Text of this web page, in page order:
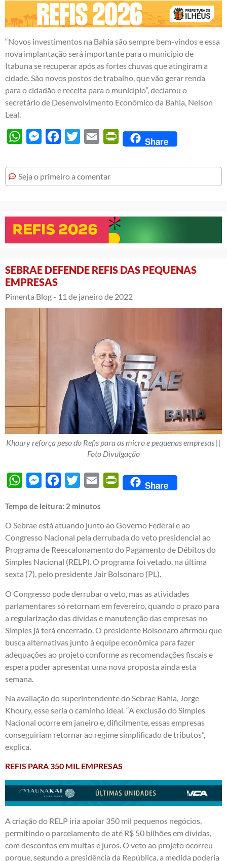
“Novos investimentos na Bahia são sempre bem-vindos e essa
nova implantação será importante para o município de
Itabuna se recuperar após as fortes chuvas que atingiram a
cidade. São novos postos de trabalho, que vão gerar renda
para o cidadão e receita para o município”, declarou o
secretário de Desenvolvimento Econômico da Bahia, Nelson
Leal.
WhatsAppMessengerFacebook
Twitter Email PrintFriendly
Share
Seja o primeiro a comentar
SEBRAE DEFENDE REFIS DAS PEQUENAS
EMPRESAS
Pimenta Blog - 11 de janeiro de 2022
Khoury reforça peso do Refis para as micro e pequenas empresas ||
Foto Divulgação
WhatsAppMessengerFacebook
Twitter Email PrintFriendly
Share
Tempo de leitura: 2 minutos
O Sebrae está atuando junto ao Governo Federal e ao
Congresso Nacional pela derrubada do veto presidencial ao
Programa de Reescalonamento do Pagamento de Débitos do
Simples Nacional (RELP). O programa foi vetado, na última
sexta (7), pelo presidente Jair Bolsonaro (PL).
O Congresso pode derrubar o veto, mas as atividades
parlamentares só retornam em fevereiro, quando o prazo para
a regularização das dívidas e manutenção das empresas no
Simples já terá encerrado. O presidente Bolsonaro afirmou que
busca alternativas junto à equipe econômica para fazer
adequações ao projeto conforme as recomendações fiscais e
espera poder apresentar uma nova proposta ainda esta
semana.
Na avaliação do superintendente do Sebrae Bahia, Jorge
Khoury, esse seria o caminho ideal. “A exclusão do Simples
Nacional ocorre em janeiro e, dificilmente, essas empresas
conseguiriam retornar ao regime simplificado de tributos”,
explica.
REFIS PARA 350 MIL EMPRESAS
A criação do RELP iria apoiar 350 mil pequenos negócios,
permitindo o parcelamento de até R$ 50 bilhões em dívidas,
com descontos em multas e juros. O veto ao projeto ocorreu
porque, segundo a presidência da República, a medida poderia